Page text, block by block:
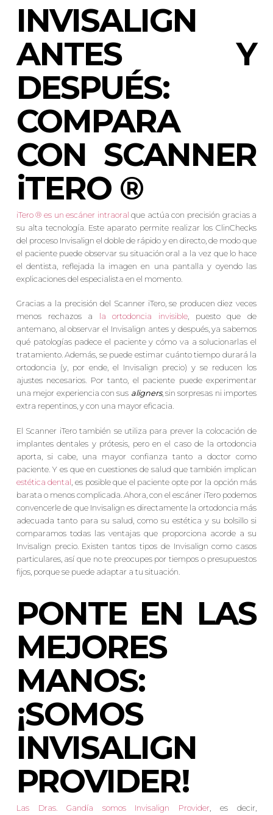
INVISALIGN
ANTES Y
DESPUÉS:
COMPARA
CON SCANNER
iTERO ®
iTero ® es un escáner intraoral que actúa con precisión gracias a
su alta tecnología. Este aparato permite realizar los ClinChecks
del proceso Invisalign el doble de rápido y en directo, de modo que
el paciente puede observar su situación oral a la vez que lo hace
el dentista, reflejada la imagen en una pantalla y oyendo las
explicaciones del especialista en el momento.
Gracias a la precisión del Scanner iTero, se producen diez veces
menos rechazos a la ortodoncia invisible , puesto que de
antemano, al observar el Invisalign antes y después, ya sabemos
qué patologías padece el paciente y cómo va a solucionarlas el
tratamiento. Además, se puede estimar cuánto tiempo durará la
ortodoncia (y, por ende, el Invisalign precio) y se reducen los
ajustes necesarios. Por tanto, el paciente puede experimentar
una mejor experiencia con sus aligners, sin sorpresas ni importes
extra repentinos, y con una mayor eficacia.
El Scanner iTero también se utiliza para prever la colocación de
implantes dentales y prótesis, pero en el caso de la ortodoncia
aporta, si cabe, una mayor confianza tanto a doctor como
paciente. Y es que en cuestiones de salud que también implican
estética dental , es posible que el paciente opte por la opción más
barata o menos complicada. Ahora, con el escáner iTero podemos
convencerle de que Invisalign es directamente la ortodoncia más
adecuada tanto para su salud, como su estética y su bolsillo si
comparamos todas las ventajas que proporciona acorde a su
Invisalign precio. Existen tantos tipos de Invisalign como casos
particulares, así que no te preocupes por tiempos o presupuestos
fijos, porque se puede adaptar a tu situación.
PONTE EN LAS
MEJORES
MANOS:
¡SOMOS
INVISALIGN
PROVIDER!
Las Dras. Gandía somos Invisalign Provider , es decir,